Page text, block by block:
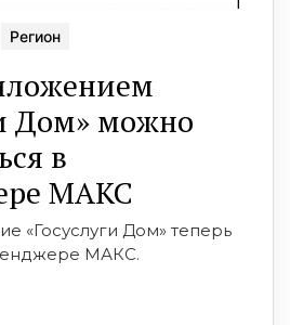
Регион
Дом» можно
в
МАКС
«Госуслуги Дом» теперь
МАКС.